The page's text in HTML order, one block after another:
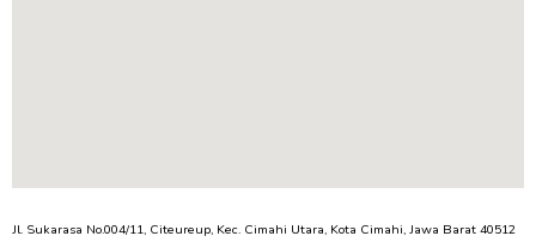
Jl. Sukarasa No.004/11, Citeureup, Kec. Cimahi Utara, Kota Cimahi, Jawa Barat 40512